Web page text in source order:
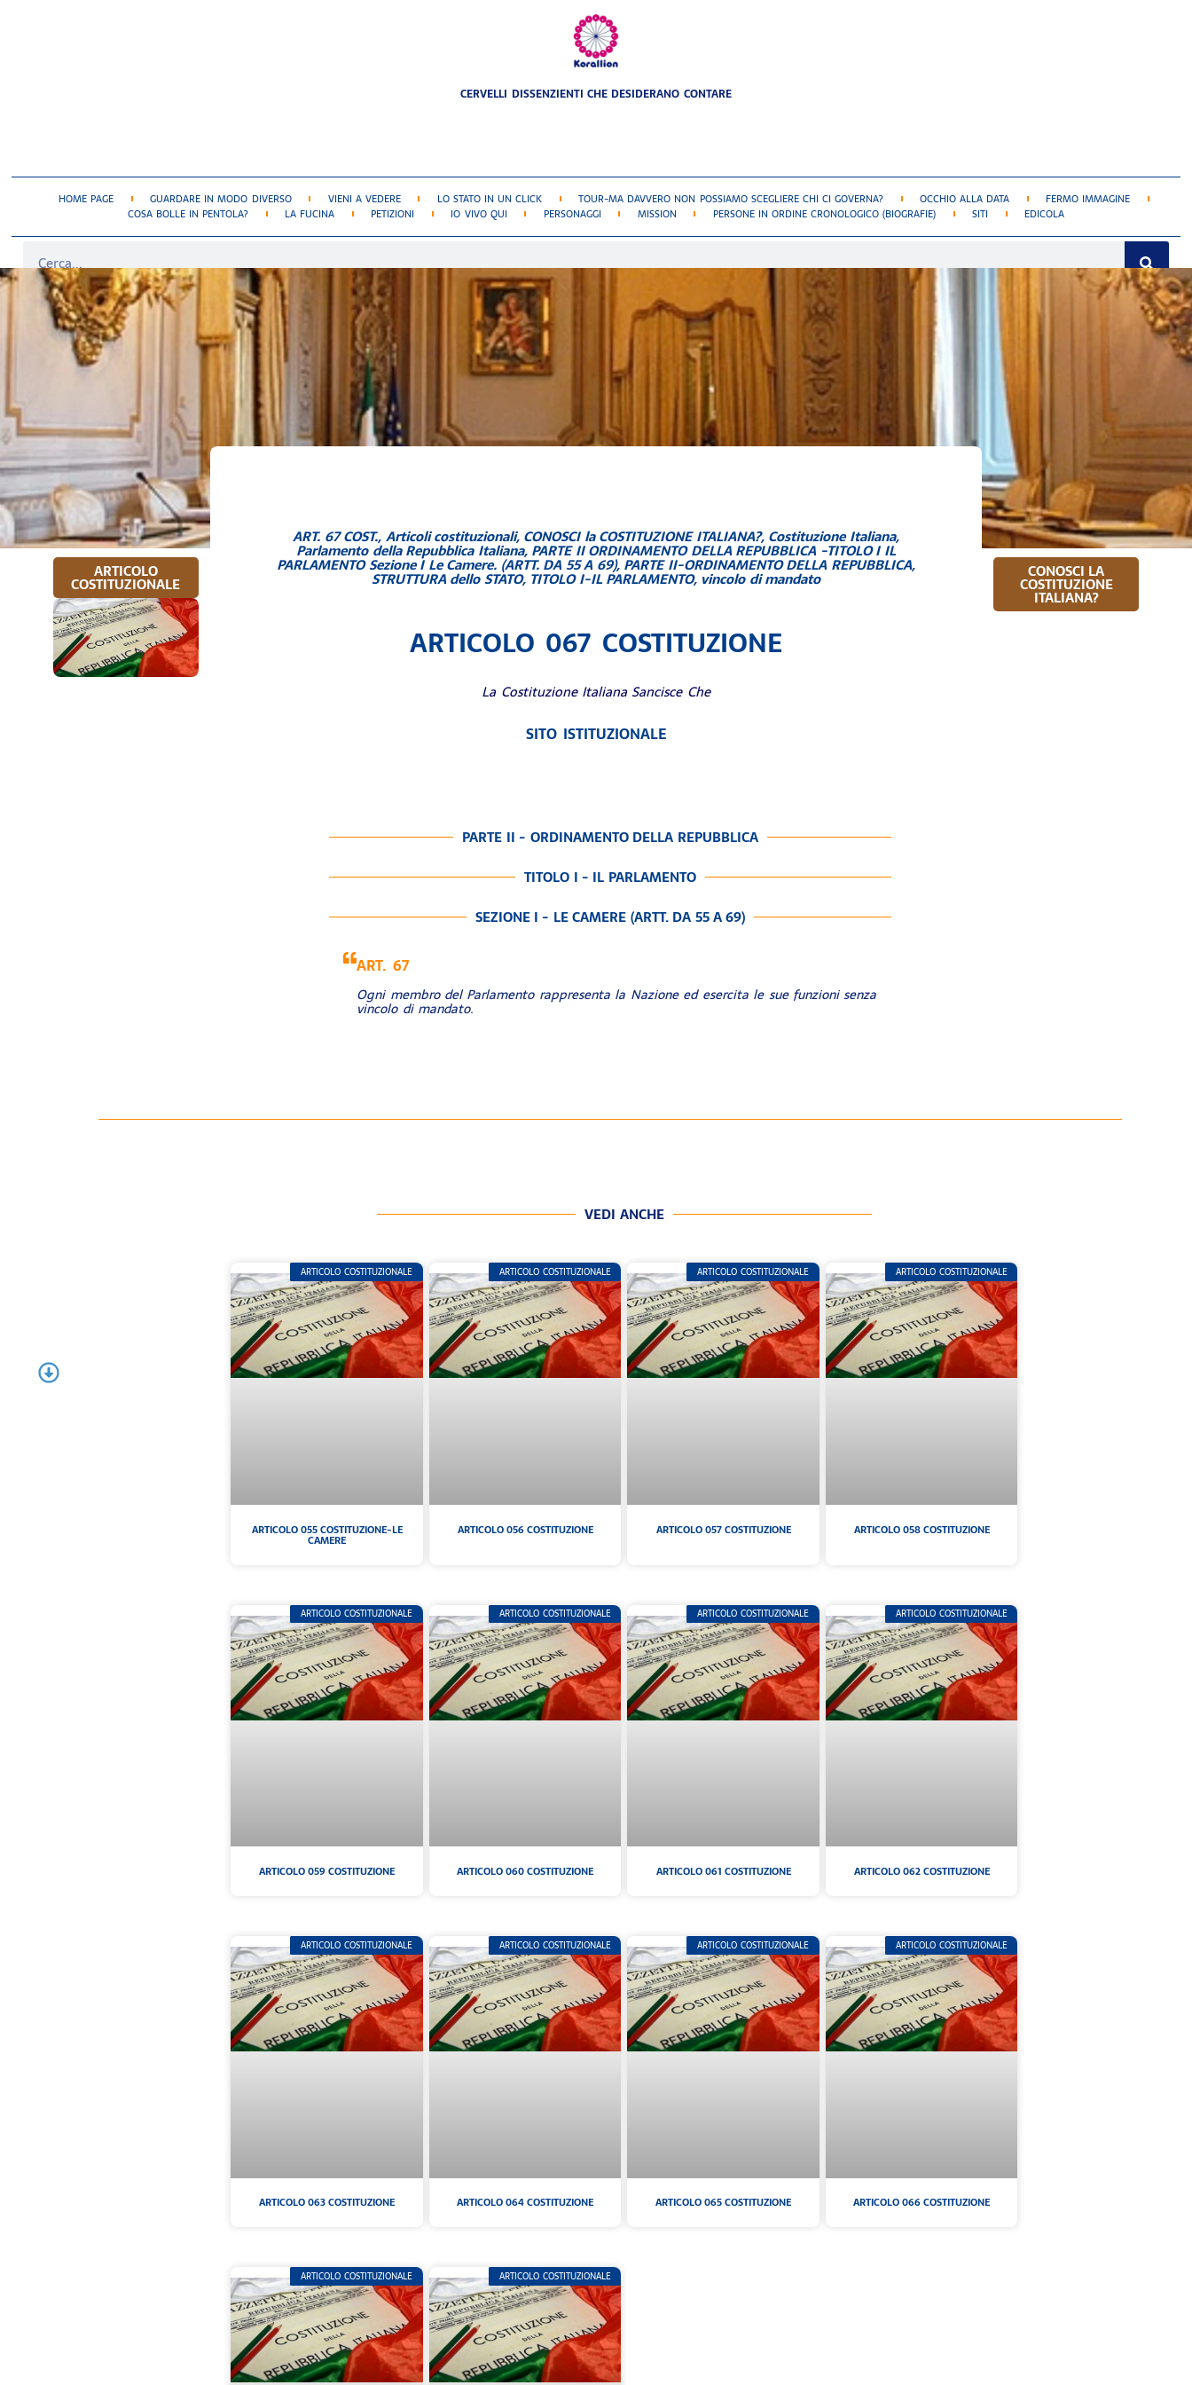
CERVELLI DISSENZIENTI CHE DESIDERANO CONTARE
HOME PAGE GUARDARE IN MODO DIVERSO VIENI A VEDERE LO STATO IN UN CLICK TOUR-MA DAVVERO NON POSSIAMO SCEGLIERE CHI CI GOVERNA? OCCHIO ALLA DATA
FERMO IMMAGINE
COSA BOLLE IN PENTOLA?
LA FUCINA PETIZIONI IO VIVO QUI PERSONAGGI MISSION PERSONE IN ORDINE CRONOLOGICO (BIOGRAFIE) SITI EDICOLA
ARTICOLO
COSTITUZIONALE
ART. 67 COST., Articoli costituzionali, CONOSCI la COSTITUZIONE ITALIANA?, Costituzione Italiana,
Parlamento della Repubblica Italiana, PARTE II ORDINAMENTO DELLA REPUBBLICA -TITOLO I IL
PARLAMENTO Sezione I Le Camere. (ARTT. DA 55 A 69), PARTE II-ORDINAMENTO DELLA REPUBBLICA,
STRUTTURA dello STATO, TITOLO I-IL PARLAMENTO, vincolo di mandato
ARTICOLO 067 COSTITUZIONE
La Costituzione Italiana Sancisce Che
SITO ISTITUZIONALE
CONOSCI LA
COSTITUZIONE
ITALIANA?
PARTE II - ORDINAMENTO DELLA REPUBBLICA
TITOLO I - IL PARLAMENTO
SEZIONE I - LE CAMERE (ARTT. DA 55 A 69)
ART. 67
Ogni membro del Parlamento rappresenta la Nazione ed esercita le sue funzioni senza
vincolo di mandato.
VEDI ANCHE
ARTICOLO COSTITUZIONALE
ARTICOLO 055 COSTITUZIONE-LE
CAMERE
ARTICOLO COSTITUZIONALE
ARTICOLO 056 COSTITUZIONE
ARTICOLO COSTITUZIONALE
ARTICOLO 057 COSTITUZIONE
ARTICOLO COSTITUZIONALE
ARTICOLO 058 COSTITUZIONE
ARTICOLO COSTITUZIONALE
ARTICOLO 059 COSTITUZIONE
ARTICOLO COSTITUZIONALE
ARTICOLO 060 COSTITUZIONE
ARTICOLO COSTITUZIONALE
ARTICOLO 061 COSTITUZIONE
ARTICOLO COSTITUZIONALE
ARTICOLO 062 COSTITUZIONE
ARTICOLO COSTITUZIONALE
ARTICOLO 063 COSTITUZIONE
ARTICOLO COSTITUZIONALE
ARTICOLO 064 COSTITUZIONE
ARTICOLO COSTITUZIONALE
ARTICOLO 065 COSTITUZIONE
ARTICOLO COSTITUZIONALE
ARTICOLO 066 COSTITUZIONE
ARTICOLO COSTITUZIONALE ARTICOLO COSTITUZIONALE